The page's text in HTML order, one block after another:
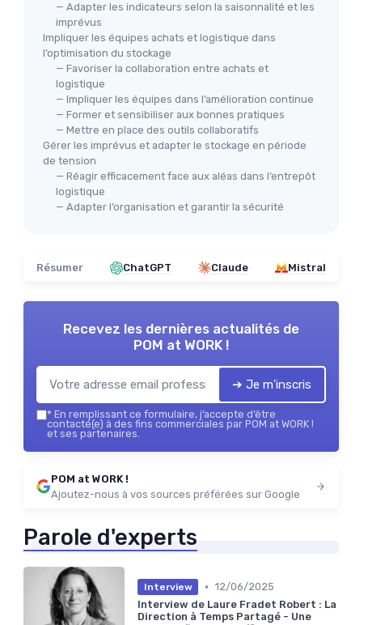
— Adapter les indicateurs selon la saisonnalité et les
imprévus
Impliquer les équipes achats et logistique dans
l’optimisation du stockage
— Favoriser la collaboration entre achats et
logistique
— Impliquer les équipes dans l’amélioration continue
— Former et sensibiliser aux bonnes pratiques
— Mettre en place des outils collaboratifs
Gérer les imprévus et adapter le stockage en période
de tension
— Réagir efficacement face aux aléas dans l’entrepôt
logistique
— Adapter l’organisation et garantir la sécurité
Résumer ChatGPT Claude Mistral
Recevez les dernières actualités de
POM at WORK !
➔ Je m'inscris
* En remplissant ce formulaire, j’accepte d’être
contacté(e) à des fins commerciales par POM at WORK !
et ses partenaires.
POM at WORK !
Ajoutez-nous à vos sources préférées sur Google
Parole d'experts
Interview • 12/06/2025
Interview de Laure Fradet Robert : La
Direction à Temps Partagé - Une